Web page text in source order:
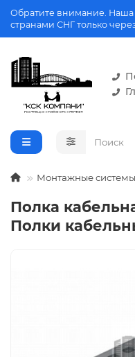
Обратите внимание. Наша
странами СНГ только
Монтажные системы
Полка
Полки